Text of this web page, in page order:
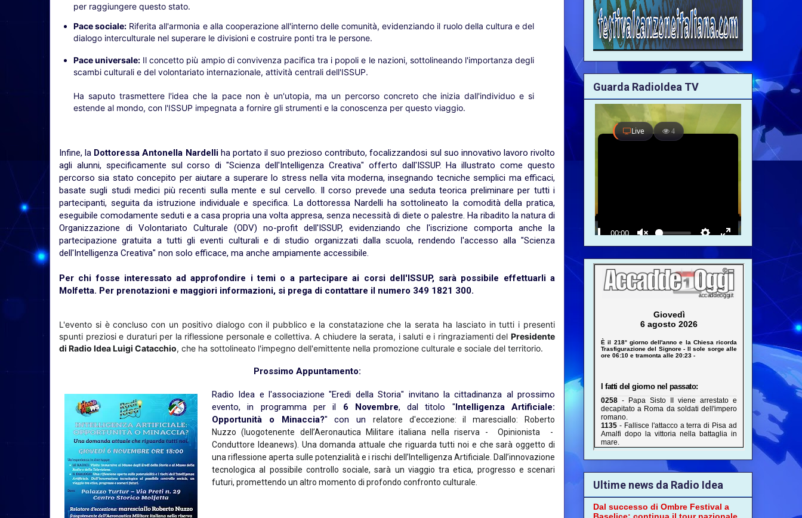
per raggiungere questo stato.
Pace sociale: Riferita all'armonia e alla cooperazione all'interno delle comunità, evidenziando il ruolo della cultura e del
dialogo interculturale nel superare le divisioni e costruire ponti tra le persone.
Pace universale: Il concetto più ampio di convivenza pacifica tra i popoli e le nazioni, sottolineando l'importanza degli
scambi culturali e del volontariato internazionale, attività centrali dell'ISSUP.
Ha saputo trasmettere l'idea che la pace non è un'utopia, ma un percorso concreto che inizia dall'individuo e si
estende al mondo, con l'ISSUP impegnata a fornire gli strumenti e la conoscenza per questo viaggio.
Infine, la Dottoressa Antonella Nardelliha portato il suo prezioso contributo, focalizzandosi sul suo innovativo lavoro rivolto
agli alunni, specificamente sul corso di "Scienza dell'Intelligenza Creativa" offerto dall'ISSUP. Ha illustrato come questo
percorso sia stato concepito per aiutare a superare lo stress nella vita moderna, insegnando tecniche semplici ma efficaci,
basate sugli studi medici più recenti sulla mente e sul cervello. Il corso prevede una seduta teorica preliminare per tutti i
partecipanti, seguita da istruzione individuale e specifica. La dottoressa Nardelli ha sottolineato la comodità della pratica,
eseguibile comodamente seduti e a casa propria una volta appresa, senza necessità di diete o palestre. Ha ribadito la natura di
Organizzazione di Volontariato Culturale (ODV) no-profit dell'ISSUP, evidenziando che l'iscrizione comporta anche la
partecipazione gratuita a tutti gli eventi culturali e di studio organizzati dalla scuola, rendendo l'accesso alla "Scienza
dell'Intelligenza Creativa" non solo efficace, ma anche ampiamente accessibile.
Per chi fosse interessato ad approfondire i temi o a partecipare ai corsi dell'ISSUP, sarà possibile effettuarli a
Molfetta. Per prenotazioni e maggiori informazioni, si prega di contattare il numero 349 1821 300.
L'evento si è concluso con un positivo dialogo con il pubblico e la constatazione che la serata ha lasciato in tutti i presenti
spunti preziosi e duraturi per la riflessione personale e collettiva. A chiudere la serata, i saluti e i ringraziamenti del Presidente
di Radio Idea Luigi Catacchio, che ha sottolineato l'impegno dell'emittente nella promozione culturale e sociale del territorio.
Prossimo Appuntamento:
Radio Idea e l'associazione "Eredi della Storia" invitano la cittadinanza al prossimo
evento, in programma per il 6 Novembre, dal titolo "Intelligenza Artificiale:
Opportunità o Minaccia?" con un relatore d'eccezione: il maresciallo: Roberto
Nuzzo(luogotenente dell’Aeronautica Militare italiana nella riserva - Opinionista -
Conduttore Ideanews). Una domanda attuale che riguarda tutti noi e che sarà oggetto di
una riflessione aperta sulle potenzialità e i rischi dell’Intelligenza Artificiale. Dall’innovazione
tecnologica al possibile controllo sociale, sarà un viaggio tra etica, progresso e scenari
futuri, promettendo un altro momento di profondo confronto culturale.
Guarda RadioIdea TV
Ultime news da Radio Idea
Dal successo di Ombre Festival a